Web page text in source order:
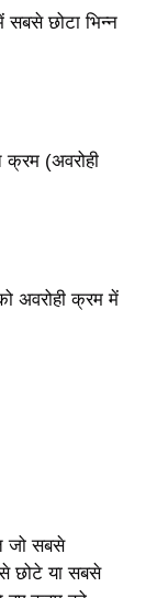
छोटा भिन्न
(अवरोही
अवरोही क्रम में
जो सबसे
छोटे या सबसे